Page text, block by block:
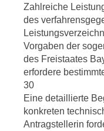
Zahlreiche
des
Vorgaben der
des Freistaates
erfordere
30
Eine detaillierte
konkreten
Antragstellerin